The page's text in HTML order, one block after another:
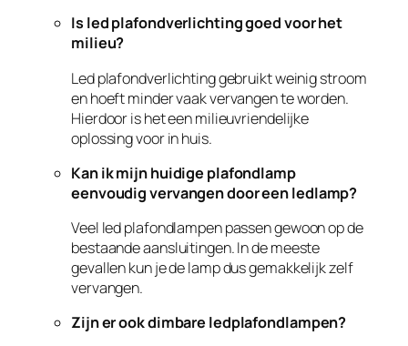
Is led plafondverlichting goed voor het
milieu?
Led plafondverlichting gebruikt weinig stroom
en hoeft minder vaak vervangen te worden.
Hierdoor is het een milieuvriendelijke
oplossing voor in huis.
Kan ik mijn huidige plafondlamp
eenvoudig vervangen door een ledlamp?
Veel led plafondlampen passen gewoon op de
bestaande aansluitingen. In de meeste
gevallen kun je de lamp dus gemakkelijk zelf
vervangen.
Zijn er ook dimbare ledplafondlampen?